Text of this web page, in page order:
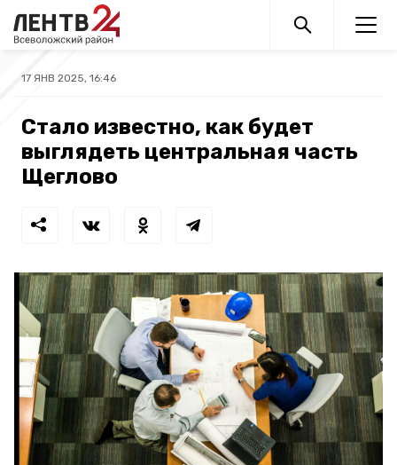
17 ЯНВ 2025, 16:46
Стало известно, как будет
выглядеть центральная часть
Щеглово